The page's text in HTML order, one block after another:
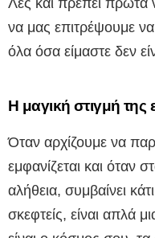
να μας επιτρέψουμε
όλα όσα είμαστε δεν
Η μαγική στιγμή της
Όταν αρχίζουμε να
εμφανίζεται και όταν
αλήθεια, συμβαίνει
σκεφτείς, είναι απλά